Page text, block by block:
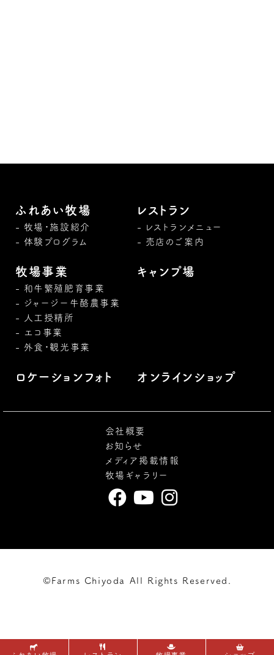
ふれあい牧場
牧場・施設紹介
体験プログラム
レストラン
レストランメニュー
売店のご案内
牧場事業
和牛繁殖肥育事業
ジャージー牛酪農事業
人工授精所
エコ事業
外食・観光事業
キャンプ場
ロケーションフォト オンラインショップ
会社概要
お知らせ
メディア掲載情報
牧場ギャラリー
©Farms Chiyoda All Rights Reserved.